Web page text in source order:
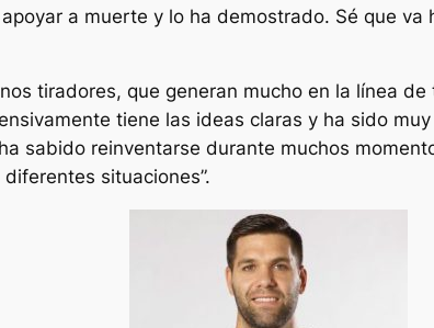
a muerte y lo ha demostrado. Sé que
tiradores, que generan mucho en la línea
tiene las ideas claras y ha sido
sabido reinventarse durante muchos
situaciones”.